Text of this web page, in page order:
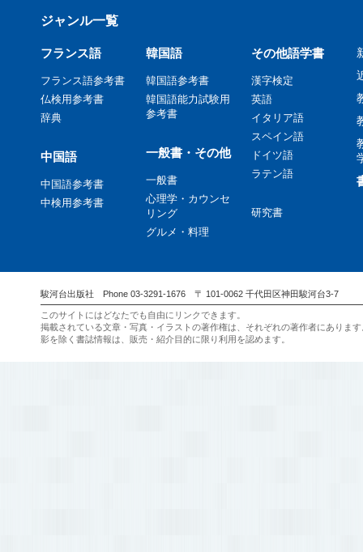
ジャンル一覧
フランス語
フランス語参考書
仏検用参考書
辞典
中国語
中国語参考書
中検用参考書
韓国語
韓国語参考書
韓国語能力試験用
参考書
一般書・その他
一般書
心理学・カウンセ
リング
グルメ・料理
その他語学書
漢字検定
英語
イタリア語
スペイン語
ドイツ語
ラテン語
研究書
駿河台出版社 Phone 03-3291-1676 〒 101-0062 千代田区神田駿河台3-7
このサイトにはどなたでも自由にリンクできます。
掲載されている文章・写真・イラストの著作権は、それぞれの著作者にありま
影を除く書誌情報は、販売・紹介目的に限り利用を認めます。